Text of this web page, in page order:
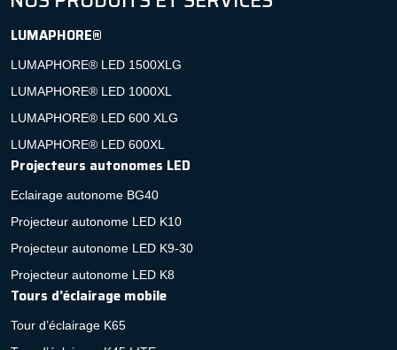
LUMAPHORE®
LUMAPHORE® LED 1500XLG
LUMAPHORE® LED 1000XL
LUMAPHORE® LED 600 XLG
LUMAPHORE® LED 600XL
Projecteurs autonomes LED
Eclairage autonome BG40
Projecteur autonome LED K10
Projecteur autonome LED K9-30
Projecteur autonome LED K8
Tours d’éclairage mobile
Tour d’éclairage K65